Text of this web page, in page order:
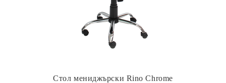
Стол мениджърски Rino Chrome